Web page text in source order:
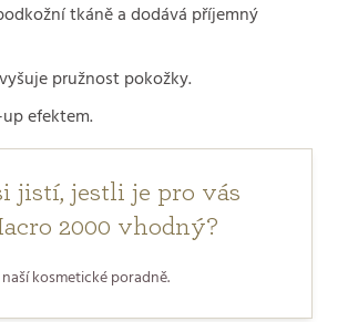
tkáně a dodává příjemný
pružnost pokožky.
efektem.
jistí, jestli je pro vás
2000 vhodný?
kosmetické poradně.